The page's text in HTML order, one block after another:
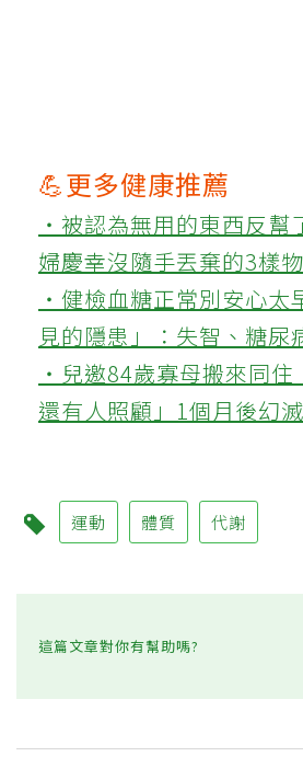
💪更多健康推薦
‧被認為無用的東西反幫
婦慶幸沒隨手丟棄的3樣
‧健檢血糖正常別安心太
見的隱患」：失智、糖尿
‧兒邀84歲寡母搬來同住
還有人照顧」1個月後幻
運動 體質 代謝
這篇文章對你有幫助嗎?